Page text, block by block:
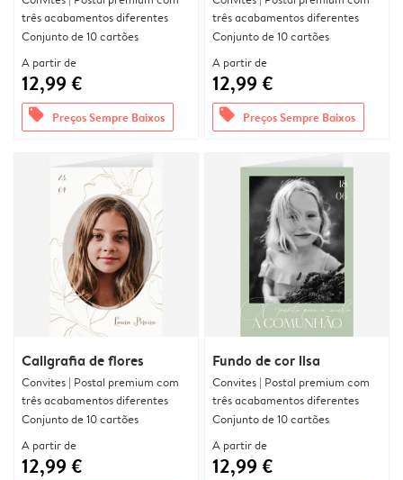
três acabamentos diferentes
Conjunto de 10 cartões
A partir de
12,99 €
offers Preços Sempre Baixos
três acabamentos diferentes
Conjunto de 10 cartões
A partir de
12,99 €
offers Preços Sempre Baixos
Caligrafia de flores
Convites | Postal premium com
três acabamentos diferentes
Conjunto de 10 cartões
A partir de
12,99 €
Fundo de cor lisa
Convites | Postal premium com
três acabamentos diferentes
Conjunto de 10 cartões
A partir de
12,99 €